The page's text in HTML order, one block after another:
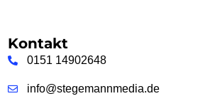
Kontakt
0151 14902648
info@stegemannmedia.de